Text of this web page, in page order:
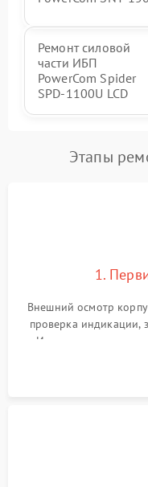
Ремонт силовой
части ИБП
PowerCom Spider
SPD-1100U LCD
Этапы
1.
Внешний осмотр
проверка индикации,
Измерение
реакции ИБП на